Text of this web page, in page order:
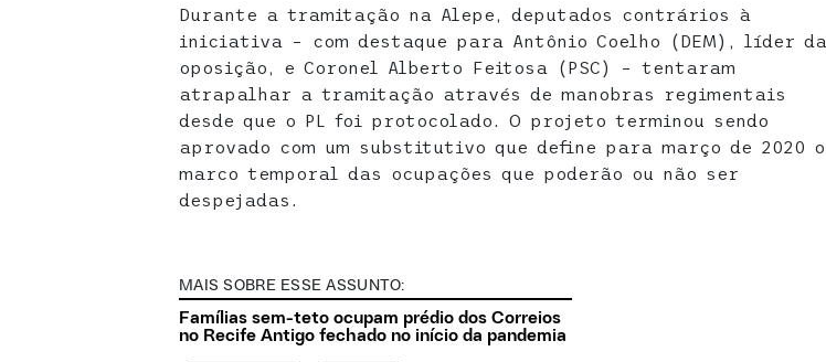
Durante a tramitação na Alepe, deputados contrários à
iniciativa – com destaque para Antônio Coelho (DEM), líder da
oposição, e Coronel Alberto Feitosa (PSC) – tentaram
atrapalhar a tramitação através de manobras regimentais
desde que o PL foi protocolado. O projeto terminou sendo
aprovado com um substitutivo que define para março de 2020 o
marco temporal das ocupações que poderão ou não ser
despejadas.
MAIS SOBRE ESSE ASSUNTO:
Famílias sem-teto ocupam prédio dos Correios
no Recife Antigo fechado no início da pandemia